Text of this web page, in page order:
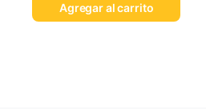
Agregar al carrito